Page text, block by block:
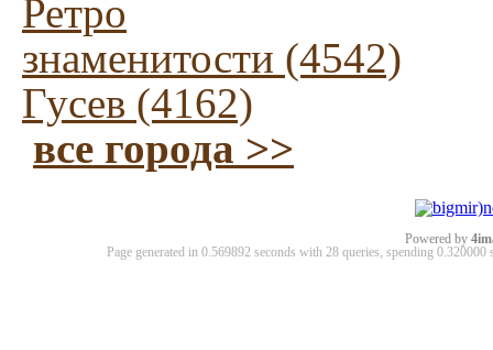
Ретро
знаменитости (4542)
Гусев (4162)
все города >>
Powered by
Page generated in 0.569892 seconds with 28 queries, spending